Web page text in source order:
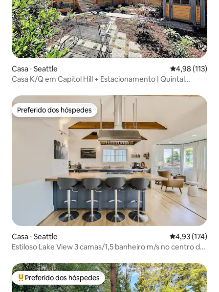
Casa ⋅ Seattle 4,98 de uma
4,98 (113)
Casa K/Q em Capitol Hill + Estacionamento | Quintal
Preferido dos hóspedes
Preferido dos hóspedes
Casa ⋅ Seattle 4,93 de uma
4,93 (174)
Estiloso Lake View 3 camas/1,5 banheiro m/s no centro da
Entre os melhores preferidos dos hóspedes
Preferido dos hóspedes